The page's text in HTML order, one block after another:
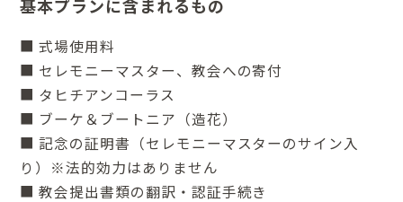
基本プランに含まれるもの
■ 式場使用料
■ セレモニーマスター、教会への寄付
■ タヒチアンコーラス
■ ブーケ＆ブートニア（造花）
■ 記念の証明書（セレモニーマスターのサイン入
り）※法的効力はありません
■ 教会提出書類の翻訳・認証手続き